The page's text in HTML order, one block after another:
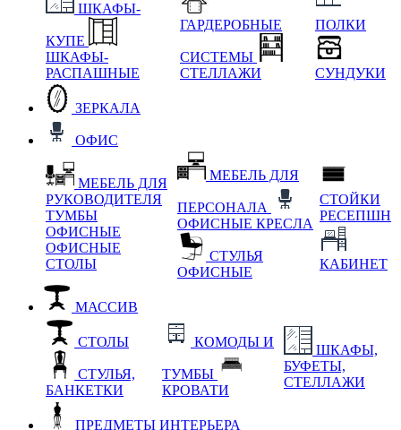
ШКАФЫ-
КУПЕ
ШКАФЫ-
РАСПАШНЫЕ
ГАРДЕРОБНЫЕ
СИСТЕМЫ
СТЕЛЛАЖИ
ПОЛКИ
СУНДУКИ
ЗЕРКАЛА
ОФИС
МЕБЕЛЬ ДЛЯ
РУКОВОДИТЕЛЯ
ТУМБЫ
ОФИСНЫЕ
ОФИСНЫЕ
СТОЛЫ
МЕБЕЛЬ ДЛЯ
ПЕРСОНАЛА
ОФИСНЫЕ КРЕСЛА
СТУЛЬЯ
ОФИСНЫЕ
СТОЙКИ
РЕСЕПШН
КАБИНЕТ
МАССИВ
СТОЛЫ
СТУЛЬЯ,
БАНКЕТКИ
КОМОДЫ И
ТУМБЫ
КРОВАТИ
ШКАФЫ,
БУФЕТЫ,
СТЕЛЛАЖИ
ПРЕДМЕТЫ ИНТЕРЬЕРА